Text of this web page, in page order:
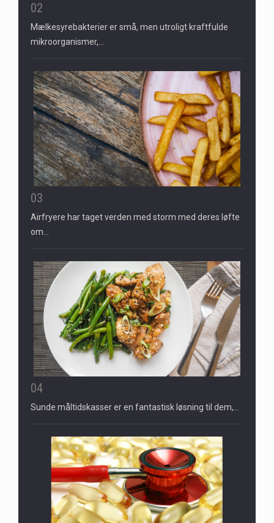
02
Mælkesyrebakterier er små, men utroligt kraftfulde
mikroorganismer,…
03
Airfryere har taget verden med storm med deres løfte
om…
04
Sunde måltidskasser er en fantastisk løsning til dem,…